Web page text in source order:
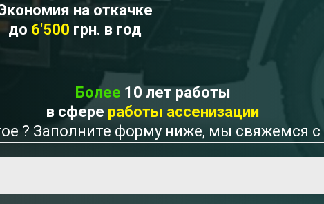
на откачке
до 6'500 грн. в год
Более 10 лет работы
в сфере работы ассенизации
? Заполните форму ниже, мы свяжемся